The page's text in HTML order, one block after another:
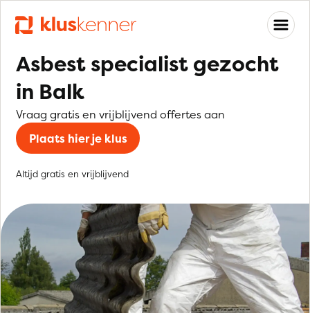
Asbest specialist gezocht
in Balk
Vraag gratis en vrijblijvend offertes aan
Plaats hier je klus
Altijd gratis en vrijblijvend